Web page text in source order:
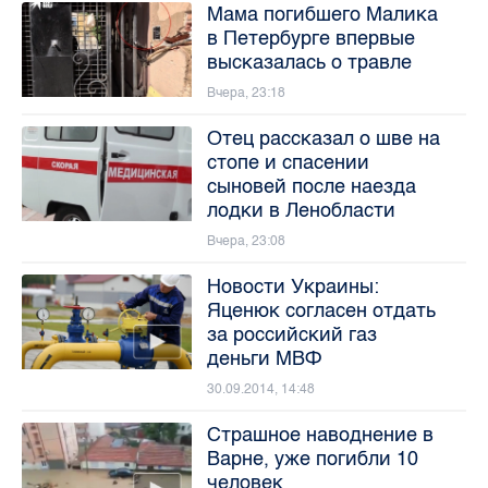
Мама погибшего Малика
в Петербурге впервые
высказалась о травле
Вчера, 23:18
Отец рассказал о шве на
стопе и спасении
сыновей после наезда
лодки в Ленобласти
Вчера, 23:08
Новости Украины:
Яценюк согласен отдать
за российский газ
деньги МВФ
30.09.2014, 14:48
Страшное наводнение в
Варне, уже погибли 10
человек